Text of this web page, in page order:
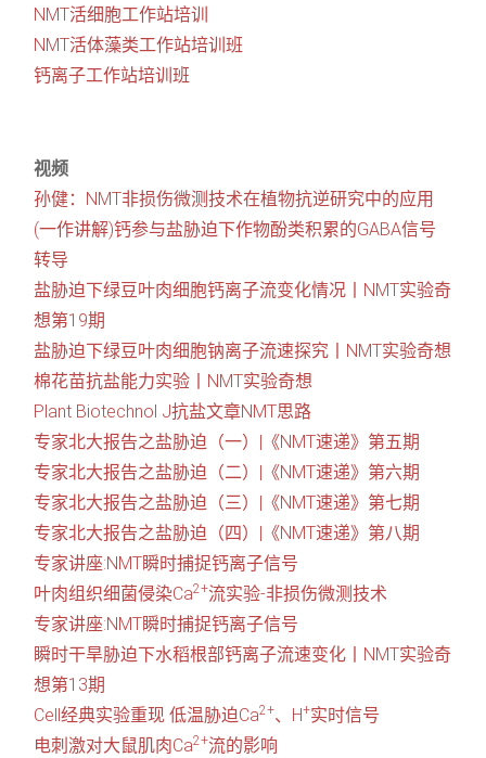
NMT活细胞工作站培训
NMT活体藻类工作站培训班
钙离子工作站培训班
视频
孙健：NMT非损伤微测技术在植物抗逆研究中的应用
(一作讲解)钙参与盐胁迫下作物酚类积累的GABA信号
转导
盐胁迫下绿豆叶肉细胞钙离子流变化情况丨NMT实验奇
想第19期
盐胁迫下绿豆叶肉细胞钠离子流速探究丨NMT实验奇想
棉花苗抗盐能力实验丨NMT实验奇想
Plant Biotechnol J抗盐文章NMT思路
专家北大报告之盐胁迫（一）| 《NMT速递》第五期
专家北大报告之盐胁迫（二）| 《NMT速递》第六期
专家北大报告之盐胁迫（三）| 《NMT速递》第七期
专家北大报告之盐胁迫（四）| 《NMT速递》第八期
专家讲座:NMT瞬时捕捉钙离子信号
叶肉组织细菌侵染Ca2+流实验-非损伤微测技术
专家讲座:NMT瞬时捕捉钙离子信号
瞬时干旱胁迫下水稻根部钙离子流速变化丨NMT实验奇
想第13期
Cell经典实验重现 低温胁迫Ca2+、H+实时信号
电刺激对大鼠肌肉Ca2+流的影响